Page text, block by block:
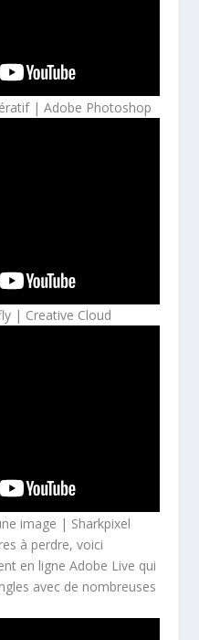
| Adobe Photoshop
| Creative Cloud
image | Sharkpixel
à perdre, voici
en ligne Adobe Live qui
avec de nombreuses